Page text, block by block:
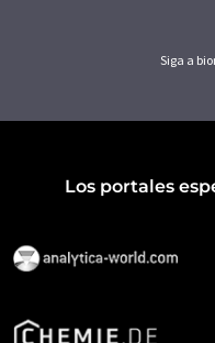
Siga a
Los portales